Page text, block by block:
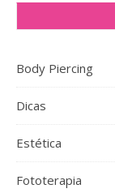
Body Piercing
Dicas
Estética
Fototerapia